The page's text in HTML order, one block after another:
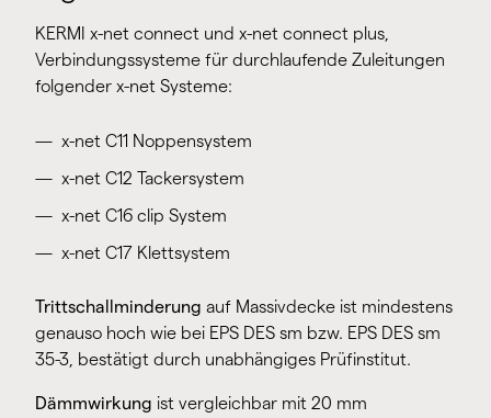
KERMI x-net connect und x-net connect plus,
Verbindungssysteme für durchlaufende Zuleitungen
folgender x-net Systeme:
x-net C11 Noppensystem
x-net C12 Tackersystem
x-net C16 clip System
x-net C17 Klettsystem
Trittschallminderung auf Massivdecke ist mindestens
genauso hoch wie bei EPS DES sm bzw. EPS DES sm
35-3, bestätigt durch unabhängiges Prüfinstitut.
Dämmwirkung ist vergleichbar mit 20 mm